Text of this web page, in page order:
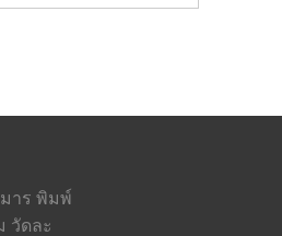
าร พิมพ์
วัดละ